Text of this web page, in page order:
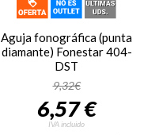
Aguja fonográfica (punta
diamante) Fonestar 404-
DST
9,32€
6,57 €
IVA incluido